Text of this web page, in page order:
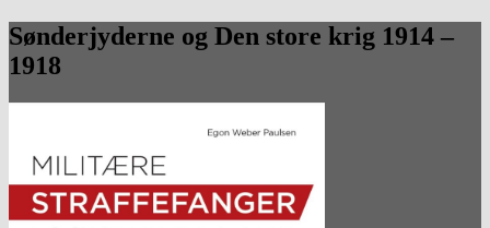
Sønderjyderne og Den store krig 1914 –
1918